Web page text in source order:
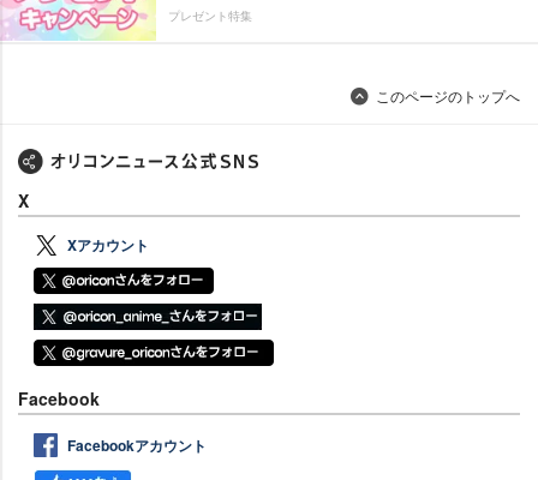
プレゼント特集
このページのトップへ
X
Xアカウント
Facebook
Facebookアカウント